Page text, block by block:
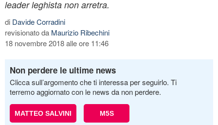
leader leghista non arretra.
di Davide Corradini
revisionato da Maurizio Ribechini
18 novembre 2018 alle ore 11:46
Non perdere le ultime news
Clicca sull’argomento che ti interessa per seguirlo. Ti
terremo aggiornato con le news da non perdere.
MATTEO SALVINI M5S